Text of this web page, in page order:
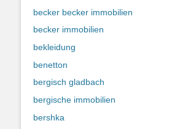
becker becker immobilien
becker immobilien
bekleidung
benetton
bergisch gladbach
bergische immobilien
bershka